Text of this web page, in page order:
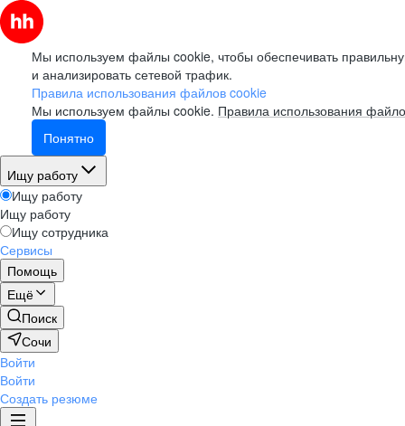
Мы используем файлы cookie, чтобы обеспечивать
и анализировать сетевой трафик.
Правила использования файлов cookie
Мы используем файлы cookie. Правила использования
Понятно
Ищу работу
Ищу работу
Ищу работу
Ищу сотрудника
Сервисы
Помощь
Ещё
Поиск
Сочи
Войти
Войти
Создать резюме